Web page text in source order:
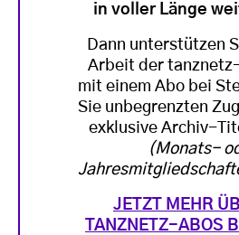
in voller Länge
Dann unterstützen
Arbeit der
mit einem Abo bei
Sie unbegrenzten
exklusive Archiv-
(Monats-
JETZT MEHR
TANZNETZ-ABOS